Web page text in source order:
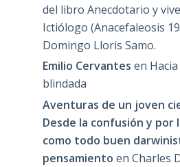
del libro Anecdotario y
Ictiólogo (Anacefaleosis
Domingo Lloris Samo.
Emilio Cervantes en
blindada
Aventuras de un joven
Desde la confusión y por
como todo buen
pensamiento en Charles